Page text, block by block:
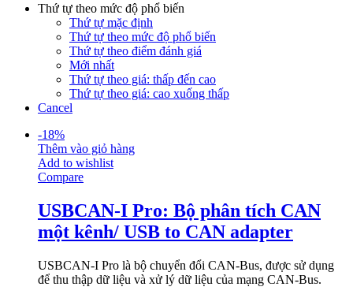
Thứ tự theo mức độ phổ biến
Thứ tự mặc định
Thứ tự theo mức độ phổ biến
Thứ tự theo điểm đánh giá
Mới nhất
Thứ tự theo giá: thấp đến cao
Thứ tự theo giá: cao xuống thấp
Cancel
-18%
Thêm vào giỏ hàng
Add to wishlist
Compare
USBCAN-I Pro: Bộ phân tích CAN
một kênh/ USB to CAN adapter
USBCAN-I Pro là bộ chuyển đổi CAN-Bus, được sử dụng
để thu thập dữ liệu và xử lý dữ liệu của mạng CAN-Bus.